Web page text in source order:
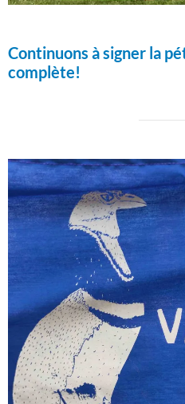
Continuons à signer la
complète!